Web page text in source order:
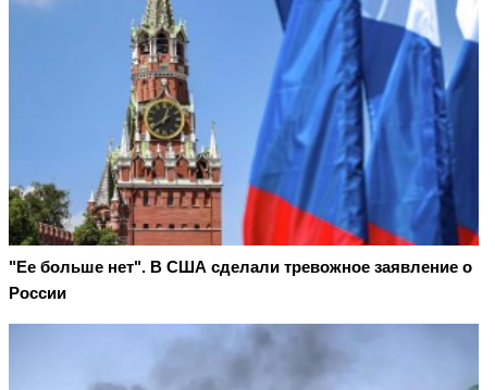
"Ее больше нет". В США сделали тревожное заявление о
России